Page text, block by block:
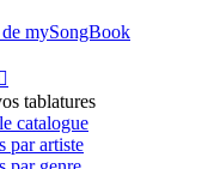
mySongBook

tablatures
catalogue
par artiste